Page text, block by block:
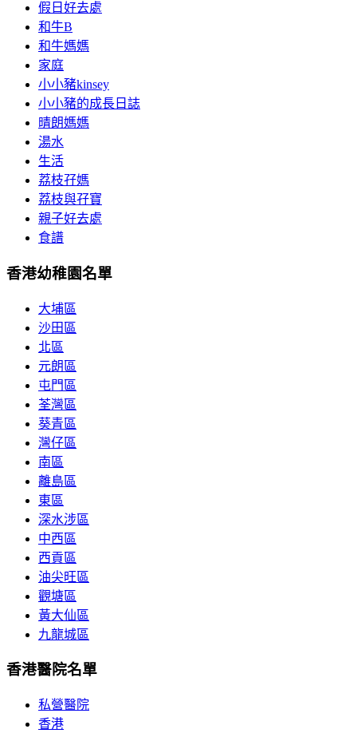
假日好去處
和牛B
和牛媽媽
家庭
小小豬kinsey
小小豬的成長日誌
晴朗媽媽
湯水
生活
荔枝孖媽
荔枝與孖寶
親子好去處
食譜
香港幼稚園名單
大埔區
沙田區
北區
元朗區
屯門區
荃灣區
葵青區
灣仔區
南區
離島區
東區
深水涉區
中西區
西貢區
油尖旺區
觀塘區
黃大仙區
九龍城區
香港醫院名單
私營醫院
香港